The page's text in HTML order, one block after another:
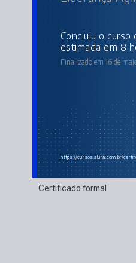
concluiu o curso online com carga horária
estimada em 8
Finalizado em 16 de
https://cursos.alura.com.br/
Certificado formal